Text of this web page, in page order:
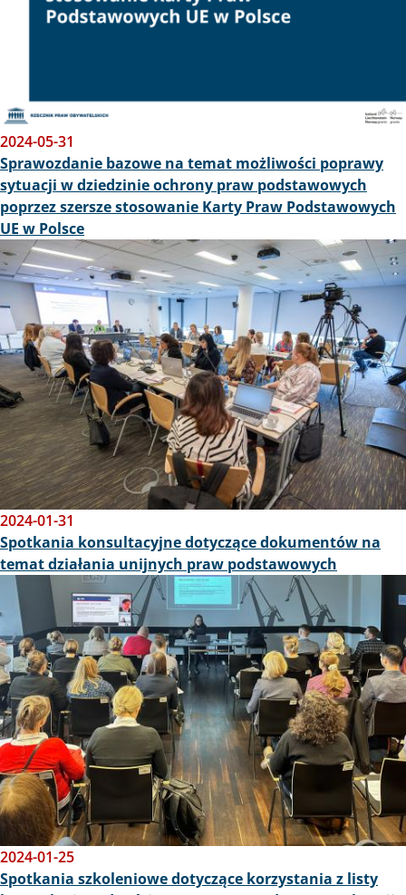
2024-05-31
Sprawozdanie bazowe na temat możliwości poprawy
sytuacji w dziedzinie ochrony praw podstawowych
poprzez szersze stosowanie Karty Praw Podstawowych
UE w Polsce
Obraz
2024-01-31
Spotkania konsultacyjne dotyczące dokumentów na
temat działania unijnych praw podstawowych
Obraz
2024-01-25
Spotkania szkoleniowe dotyczące korzystania z listy